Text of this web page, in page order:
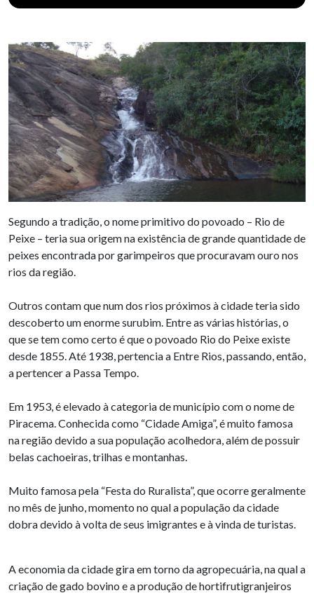
Segundo a tradição, o nome primitivo do povoado – Rio de
Peixe – teria sua origem na existência de grande quantidade de
peixes encontrada por garimpeiros que procuravam ouro nos
rios da região.
Outros contam que num dos rios próximos à cidade teria sido
descoberto um enorme surubim. Entre as várias histórias, o
que se tem como certo é que o povoado Rio do Peixe existe
desde 1855. Até 1938, pertencia a Entre Rios, passando, então,
a pertencer a Passa Tempo.
Em 1953, é elevado à categoria de município com o nome de
Piracema. Conhecida como “Cidade Amiga”, é muito famosa
na região devido a sua população acolhedora, além de possuir
belas cachoeiras, trilhas e montanhas.
Muito famosa pela “Festa do Ruralista”, que ocorre geralmente
no mês de junho, momento no qual a população da cidade
dobra devido à volta de seus imigrantes e à vinda de turistas.
A economia da cidade gira em torno da agropecuária, na qual a
criação de gado bovino e a produção de hortifrutigranjeiros